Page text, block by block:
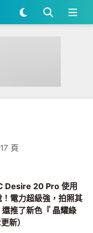
頁
Desire 20 Pro 使用
電力超級強，拍照其
推了新色『 晶耀綠
新）